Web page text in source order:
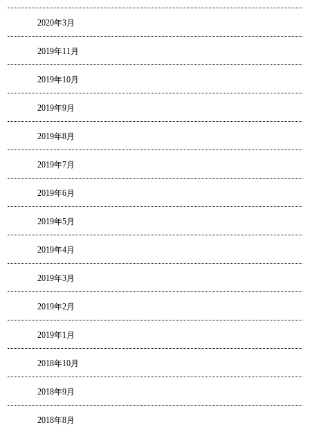
2020年3月
2019年11月
2019年10月
2019年9月
2019年8月
2019年7月
2019年6月
2019年5月
2019年4月
2019年3月
2019年2月
2019年1月
2018年10月
2018年9月
2018年8月